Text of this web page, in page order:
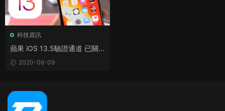
科技資訊
蘋果 iOS 13.5驗證通道 已關
閉 13.51再無法降級
2020-06-09